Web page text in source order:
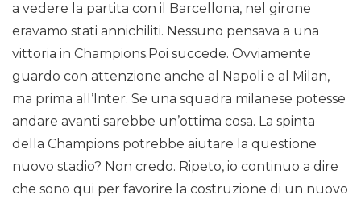
a vedere la partita con il Barcellona, nel girone
eravamo stati annichiliti. Nessuno pensava a una
vittoria in Champions.Poi succede. Ovviamente
guardo con attenzione anche al Napoli e al Milan,
ma prima all’Inter. Se una squadra milanese potesse
andare avanti sarebbe un’ottima cosa. La spinta
della Champions potrebbe aiutare la questione
nuovo stadio? Non credo. Ripeto, io continuo a dire
che sono qui per favorire la costruzione di un nuovo